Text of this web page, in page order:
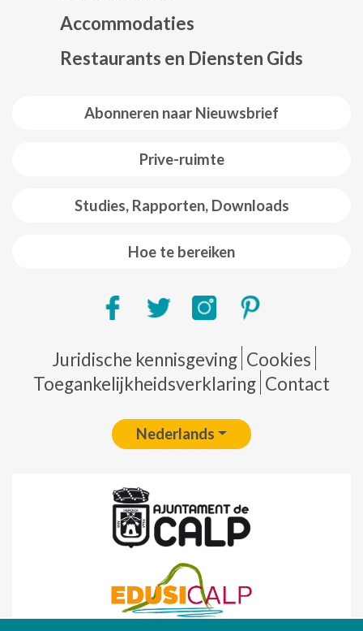
Abonneren naar Nieuwsbrief
Prive-ruimte
Studies, Rapporten, Downloads
Hoe te bereiken
Accommodaties
Restaurants en Diensten Gids
Pie de página
Juridische kennisgeving Cookies
Toegankelijkheidsverklaring Contact
Nederlands